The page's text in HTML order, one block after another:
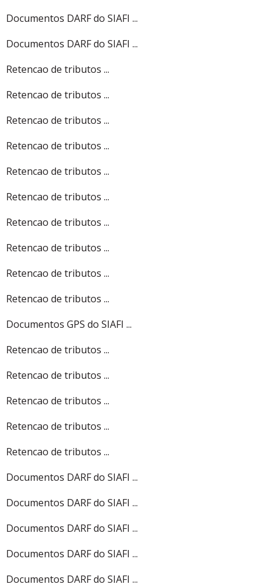
Documentos DARF do SIAFI ...
Documentos DARF do SIAFI ...
Retencao de tributos ...
Retencao de tributos ...
Retencao de tributos ...
Retencao de tributos ...
Retencao de tributos ...
Retencao de tributos ...
Retencao de tributos ...
Retencao de tributos ...
Retencao de tributos ...
Retencao de tributos ...
Documentos GPS do SIAFI ...
Retencao de tributos ...
Retencao de tributos ...
Retencao de tributos ...
Retencao de tributos ...
Retencao de tributos ...
Documentos DARF do SIAFI ...
Documentos DARF do SIAFI ...
Documentos DARF do SIAFI ...
Documentos DARF do SIAFI ...
Documentos DARF do SIAFI ...